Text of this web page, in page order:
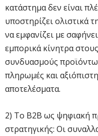
κατάστημα δεν είναι
υποστηρίζει ολιστικά
να εμφανίζει με
εμπορικά κίνητρα
συνδυασμούς
πληρωμές και
αποτελέσματα.
2) Το B2B ως ψηφιακή
στρατηγικής: Οι